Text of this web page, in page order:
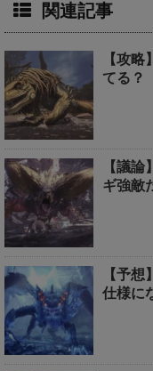
関連記事
【攻
てる？
【議
ギ強敵
【予
仕様に